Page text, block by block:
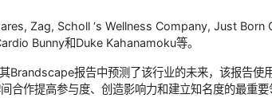
Zag, Scholl ‘s Wellness Company, Just Born
Bunny和Duke Kahanamoku等。
Brandscape报告中预测了该行业的未来，该报告使
合作提高参与度、创造影响力和建立知名度的最重